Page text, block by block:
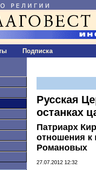
Подписка
Русская
останках
Патриарх
отношения
Романовых
27.07.2012 12:32